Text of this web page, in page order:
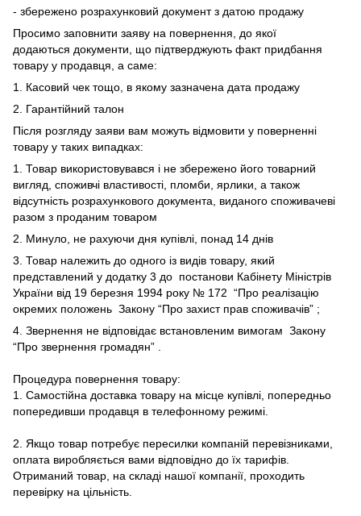
- збережено розрахунковий документ з датою продажу
Просимо заповнити заяву на повернення, до якої
додаються документи, що підтверджують факт придбання
товару у продавця, а саме:
1. Касовий чек тощо, в якому зазначена дата продажу
2. Гарантійний талон
Після розгляду заяви вам можуть відмовити у поверненні
товару у таких випадках:
1. Товар використовувався і не збережено його товарний
вигляд, споживчі властивості, пломби, ярлики, а також
відсутність розрахункового документа, виданого споживачеві
разом з проданим товаром
2. Минуло, не рахуючи дня купівлі, понад 14 днів
3. Товар належить до одного із видів товару, який
представлений у додатку 3 до постанови Кабінету Міністрів
України від 19 березня 1994 року № 172 “Про реалізацію
окремих положень Закону “Про захист прав споживачів” ;
4. Звернення не відповідає встановленим вимогам Закону
“Про звернення громадян”
Процедура повернення товару:
1. Самостійна доставка товару на місце купівлі, попередньо
попередивши продавця в телефонному режимі.
2. Якщо товар потребує пересилки компаній перевізниками,
оплата виробляється вами відповідно до їх тарифів.
Отриманий товар, на складі нашої компанії, проходить
перевірку на цільність.